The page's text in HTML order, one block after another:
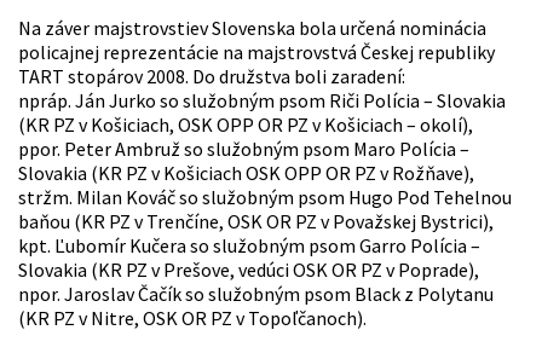
Na záver majstrovstiev Slovenska bola určená nominácia
policajnej reprezentácie na majstrovstvá Českej republiky
TART stopárov 2008. Do družstva boli zaradení:
npráp. Ján Jurko so služobným psom Riči Polícia – Slovakia
(KR PZ v Košiciach, OSK OPP OR PZ v Košiciach – okolí),
ppor. Peter Ambruž so služobným psom Maro Polícia –
Slovakia (KR PZ v Košiciach OSK OPP OR PZ v Rožňave),
stržm. Milan Kováč so služobným psom Hugo Pod Tehelnou
baňou (KR PZ v Trenčíne, OSK OR PZ v Považskej Bystrici),
kpt. Ľubomír Kučera so služobným psom Garro Polícia –
Slovakia (KR PZ v Prešove, vedúci OSK OR PZ v Poprade),
npor. Jaroslav Čačík so služobným psom Black z Polytanu
(KR PZ v Nitre, OSK OR PZ v Topoľčanoch).